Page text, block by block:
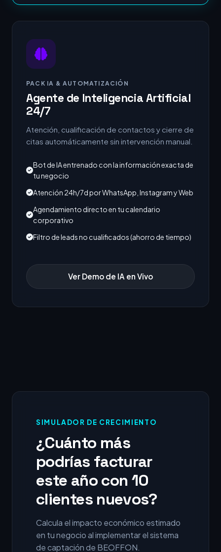
PACK IA & AUTOMATIZACIÓN
Agente de Inteligencia Artificial
24/7
Atención, cualificación de contactos y cierre de
citas automáticamente sin intervención manual.
Bot de IA entrenado con la información exacta de
tu negocio
Atención 24h/7d por WhatsApp, Instagram y Web
Agendamiento directo en tu calendario
corporativo
Filtro de leads no cualificados (ahorro de tiempo)
Ver Demo de IA en Vivo
SIMULADOR DE CRECIMIENTO
¿Cuánto más
podrías facturar
este año con 10
clientes nuevos?
Calcula el impacto económico estimado
en tu negocio al implementar el sistema
de captación de BEOFFON.